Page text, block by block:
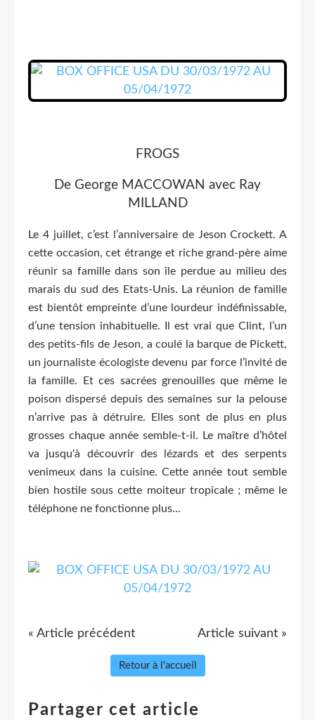
FROGS
De George MACCOWAN avec Ray
MILLAND
Le 4 juillet, c’est l’anniversaire de Jeson Crockett. A
cette occasion, cet étrange et riche grand-père aime
réunir sa famille dans son île perdue au milieu des
marais du sud des Etats-Unis. La réunion de famille
est bientôt empreinte d’une lourdeur indéfinissable,
d’une tension inhabituelle. Il est vrai que Clint, l’un
des petits-fils de Jeson, a coulé la barque de Pickett,
un journaliste écologiste devenu par force l’invité de
la famille. Et ces sacrées grenouilles que même le
poison dispersé depuis des semaines sur la pelouse
n’arrive pas à détruire. Elles sont de plus en plus
grosses chaque année semble-t-il. Le maître d’hôtel
va jusqu'à découvrir des lézards et des serpents
venimeux dans la cuisine. Cette année tout semble
bien hostile sous cette moiteur tropicale ; même le
téléphone ne fonctionne plus...
« Article précédent Article suivant »
Retour à l'accueil
Partager cet article